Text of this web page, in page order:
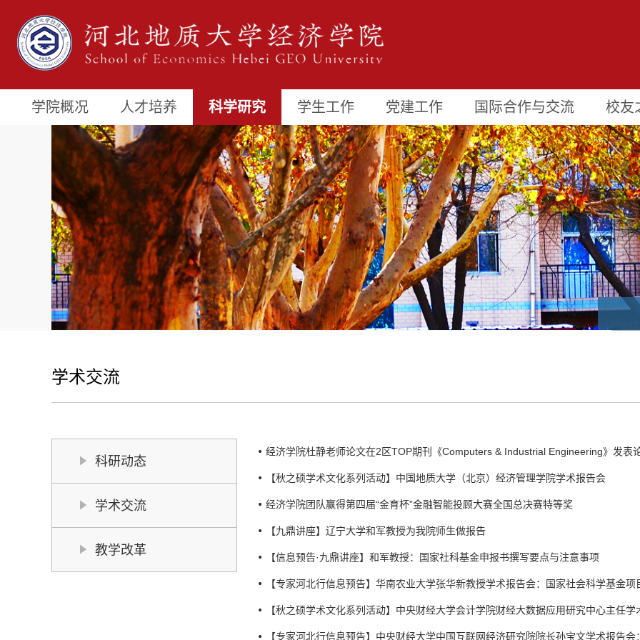
学院概况 人才培养 科学研究 学生工作 党建工作 国际合作与交流 校友
学术交流
科研动态
学术交流
教学改革
经济学院杜静老师论文在2区TOP期刊《Computers & Industrial Engineering》发表
【秋之硕学术文化系列活动】中国地质大学（北京）经济管理学院学术报告会
经济学院团队赢得第四届“金育杯”金融智能投顾大赛全国总决赛特等奖
【九鼎讲座】辽宁大学和军教授为我院师生做报告
【信息预告·九鼎讲座】和军教授：国家社科基金申报书撰写要点与注意事项
【专家河北行信息预告】华南农业大学张华新教授学术报告会：国家社会科学基金项
【秋之硕学术文化系列活动】中央财经大学会计学院财经大数据应用研究中心主任学
【专家河北行信息预告】中央财经大学中国互联网经济研究院院长孙宝文学术报告会